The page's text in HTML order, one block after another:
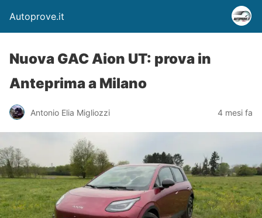
Autoprove.it
Nuova GAC Aion UT: prova in
Anteprima a Milano
Antonio Elia Migliozzi 4 mesi fa